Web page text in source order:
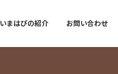
いまはぴの紹介 お問い合わせ